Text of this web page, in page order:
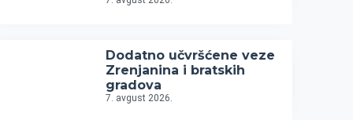
Dodatno učvršćene veze
Zrenjanina i bratskih
gradova
7. avgust 2026.